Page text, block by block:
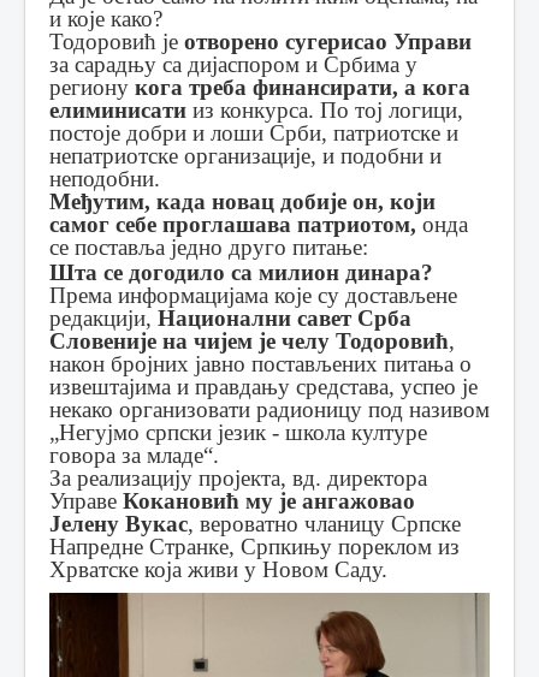
и које како?
Тодоровић је отворено сугерисао Управи
за сарадњу са дијаспором и Србима у
региону кога треба финансирати, а кога
елиминисати из конкурса. По тој логици,
постоје добри и лоши Срби, патриотске и
непатриотске организације, и подобни и
неподобни.
Међутим, када новац добије он, који
самог себе проглашава патриотом, онда
се поставља једно друго питање:
Шта се догодило са милион динара?
Према информацијама које су достављене
редакцији, Национални савет Срба
Словеније на чијем је челу Тодоровић,
након бројних јавно постављених питања о
извештајима и правдању средстава, успео је
некако организовати радионицу под називом
„Негујмо српски језик - школа културе
говора за младе“.
За реализацију пројекта, вд. директора
Управе Кокановић му је ангажовао
Јелену Вукас, вероватно чланицу Српске
Напредне Странке, Српкињу пореклом из
Хрватске која живи у Новом Саду.